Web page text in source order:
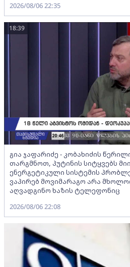
2026/08/06 22:35
გია ჯაფარიძე - კობახიძის
თარგმნოთ, პუტინის სიტყვებს
ენერგეტიკული სისტემის
ვაპირებ მოვიმარაგო არა
აღვადგინო ხაზის ტელეფონიც
18:39
2026/08/06 22:08